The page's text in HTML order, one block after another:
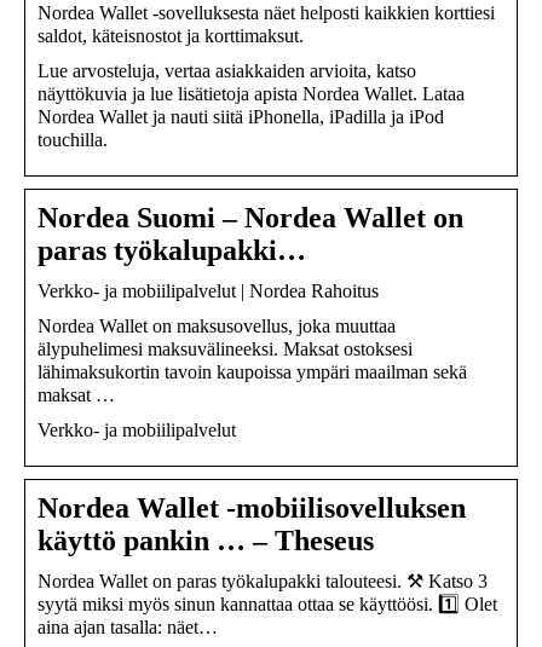
Nordea Wallet -sovelluksesta näet helposti kaikkien korttiesi
saldot, käteisnostot ja korttimaksut.
Lue arvosteluja, vertaa asiakkaiden arvioita, katso
näyttökuvia ja lue lisätietoja apista Nordea Wallet. Lataa
Nordea Wallet ja nauti siitä iPhonella, iPadilla ja iPod
touchilla.
Nordea Suomi – Nordea Wallet on
paras työkalupakki…
Verkko- ja mobiilipalvelut | Nordea Rahoitus
Nordea Wallet on maksusovellus, joka muuttaa
älypuhelimesi maksuvälineeksi. Maksat ostoksesi
lähimaksukortin tavoin kaupoissa ympäri maailman sekä
maksat …
Verkko- ja mobiilipalvelut
Nordea Wallet -mobiilisovelluksen
käyttö pankin … – Theseus
Nordea Wallet on paras työkalupakki talouteesi. ⚒️ Katso 3
syytä miksi myös sinun kannattaa ottaa se käyttöösi. 1️⃣ Olet
aina ajan tasalla: näet…